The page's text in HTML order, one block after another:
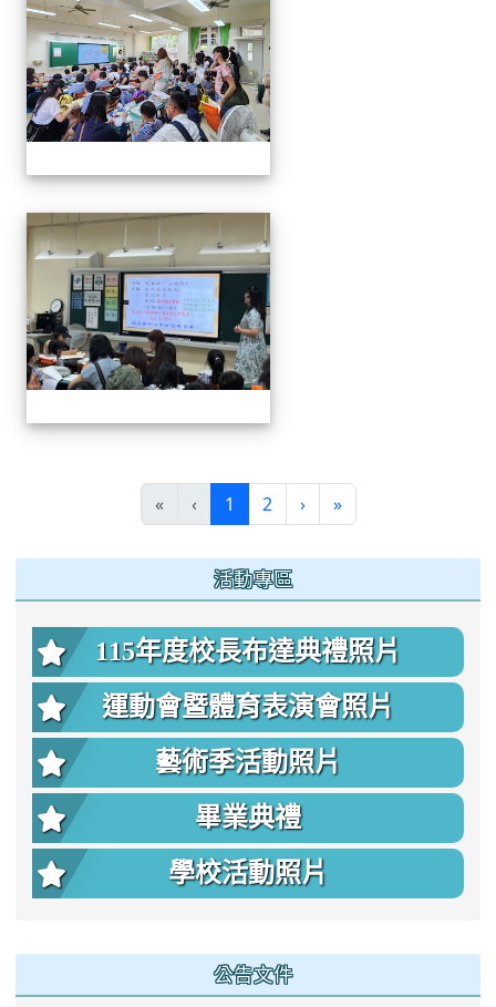
« ‹ 1 (current)
2 › »
活動專區
115年度校長布達典禮照片
運動會暨體育表演會照片
藝術季活動照片
畢業典禮
學校活動照片
公告文件